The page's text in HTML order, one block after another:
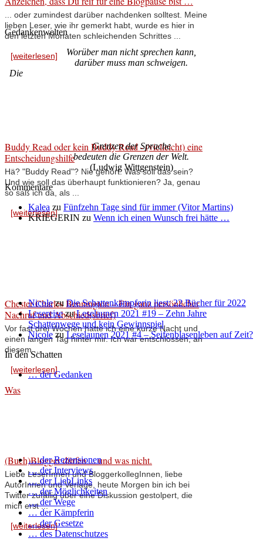
... oder zumindest darüber nachdenken solltest. Meine
lieben Leser, wie ihr gemerkt habt, wurde es hier in
den letzten Monaten schleichenden Schrittes ...
[weiterlesen]
Buddy Read oder kein Buddy Read - (vielleicht) eine
Entscheidungshilfe
Hä? "Buddy Read"? Nie gehört. Was soll das sein?
Und wie soll das überhaupt funktionieren? Ja, genau
so saß ich da, als ...
[weiterlesen]
Chester Charles Bennington – Ein ganz persönlicher
Nachruf und Abschied(sbrief)
Vor fast drei Wochen hatte ich eine kurze Nacht und
einen langen Tag hinter mir. Ich war entschlossen, an
diesem ...
[weiterlesen]
Was
(Buch)Blogger dürfen ... und was nicht.
Liebe LeserInnen und BloggerkollegInnen, liebe
AutorInnen und Verlage, heute Morgen bin ich bei
Twitter zufällig über eine Diskussion gestolpert, die
mich erst ...
[weiterlesen]
Gedankenwelten
Worüber man nicht sprechen kann,
darüber muss man schweigen.
Die
Grenzen der Sprache
bedeuten die Grenzen der Welt.
(Ludwig Wittgenstein)
Kommentare
Kalea zu Fünfzehn Tage sind für immer (Vitor Martins)
KRIEGERIN zu Wenn ich einen Wunsch frei hätte …
NicolezuDie Schattenkämpferin liest: 22 Bücher für 2022
LesereisezuLeselaunen 2021 #19 – Zehn Jahre
Schattenwege und kein Gewinnspiel
NicolezuLeselaunen 2021 #4 – Seifenblasenleben auf Zeit?
In den Schatten
… der Gedanken
… der Rezensionen
… der Interviews
… der LiebLinks
… der Möglichkeiten
… der Wege
… der Kämpferin
… der Gesetze
… des Datenschutzes